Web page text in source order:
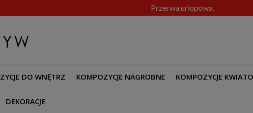
Przerwa urlopowa.
DO WNĘTRZ KOMPOZYCJE NAGROBNE KOMPOZYCJE
DEKORACJE